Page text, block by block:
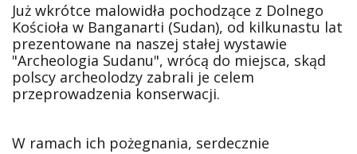
Już wkrótce malowidła pochodzące z Dolnego
Kościoła w Banganarti (Sudan), od kilkunastu lat
prezentowane na naszej stałej wystawie
"Archeologia Sudanu", wrócą do miejsca, skąd
polscy archeolodzy zabrali je celem
przeprowadzenia konserwacji.
W ramach ich pożegnania, serdecznie